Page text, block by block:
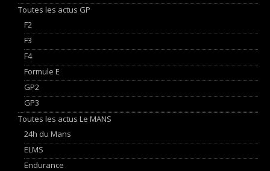
Toutes les actus GP
F2
F3
F4
Formule E
GP2
GP3
Toutes les actus Le MANS
24h du Mans
ELMS
Endurance